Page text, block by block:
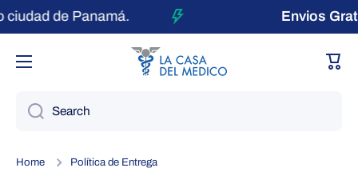
Skip to content
de Panamá. Envios
Cart
Search
Home Política de Entrega